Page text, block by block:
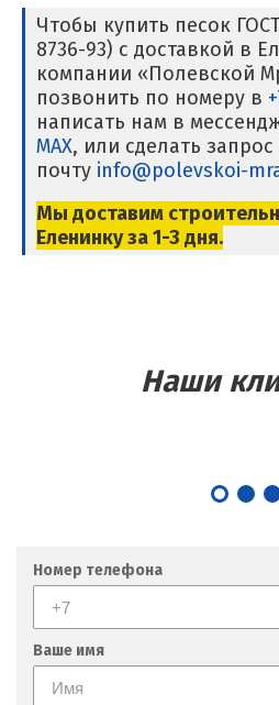
Люберцы
М
Магнитогорск
Махачкала
Мегион
Наро-Фоминск
Нефтеюганск
Чтобы купить песок
8736-93) с доставкой в
компании «Полевской
позвонить по номеру в
написать нам в
MAX, или сделать
почту info@polevskoi-
Мы доставим
Еленинку за 1-3 дня.
Наши
Номер телефона
Ваше имя